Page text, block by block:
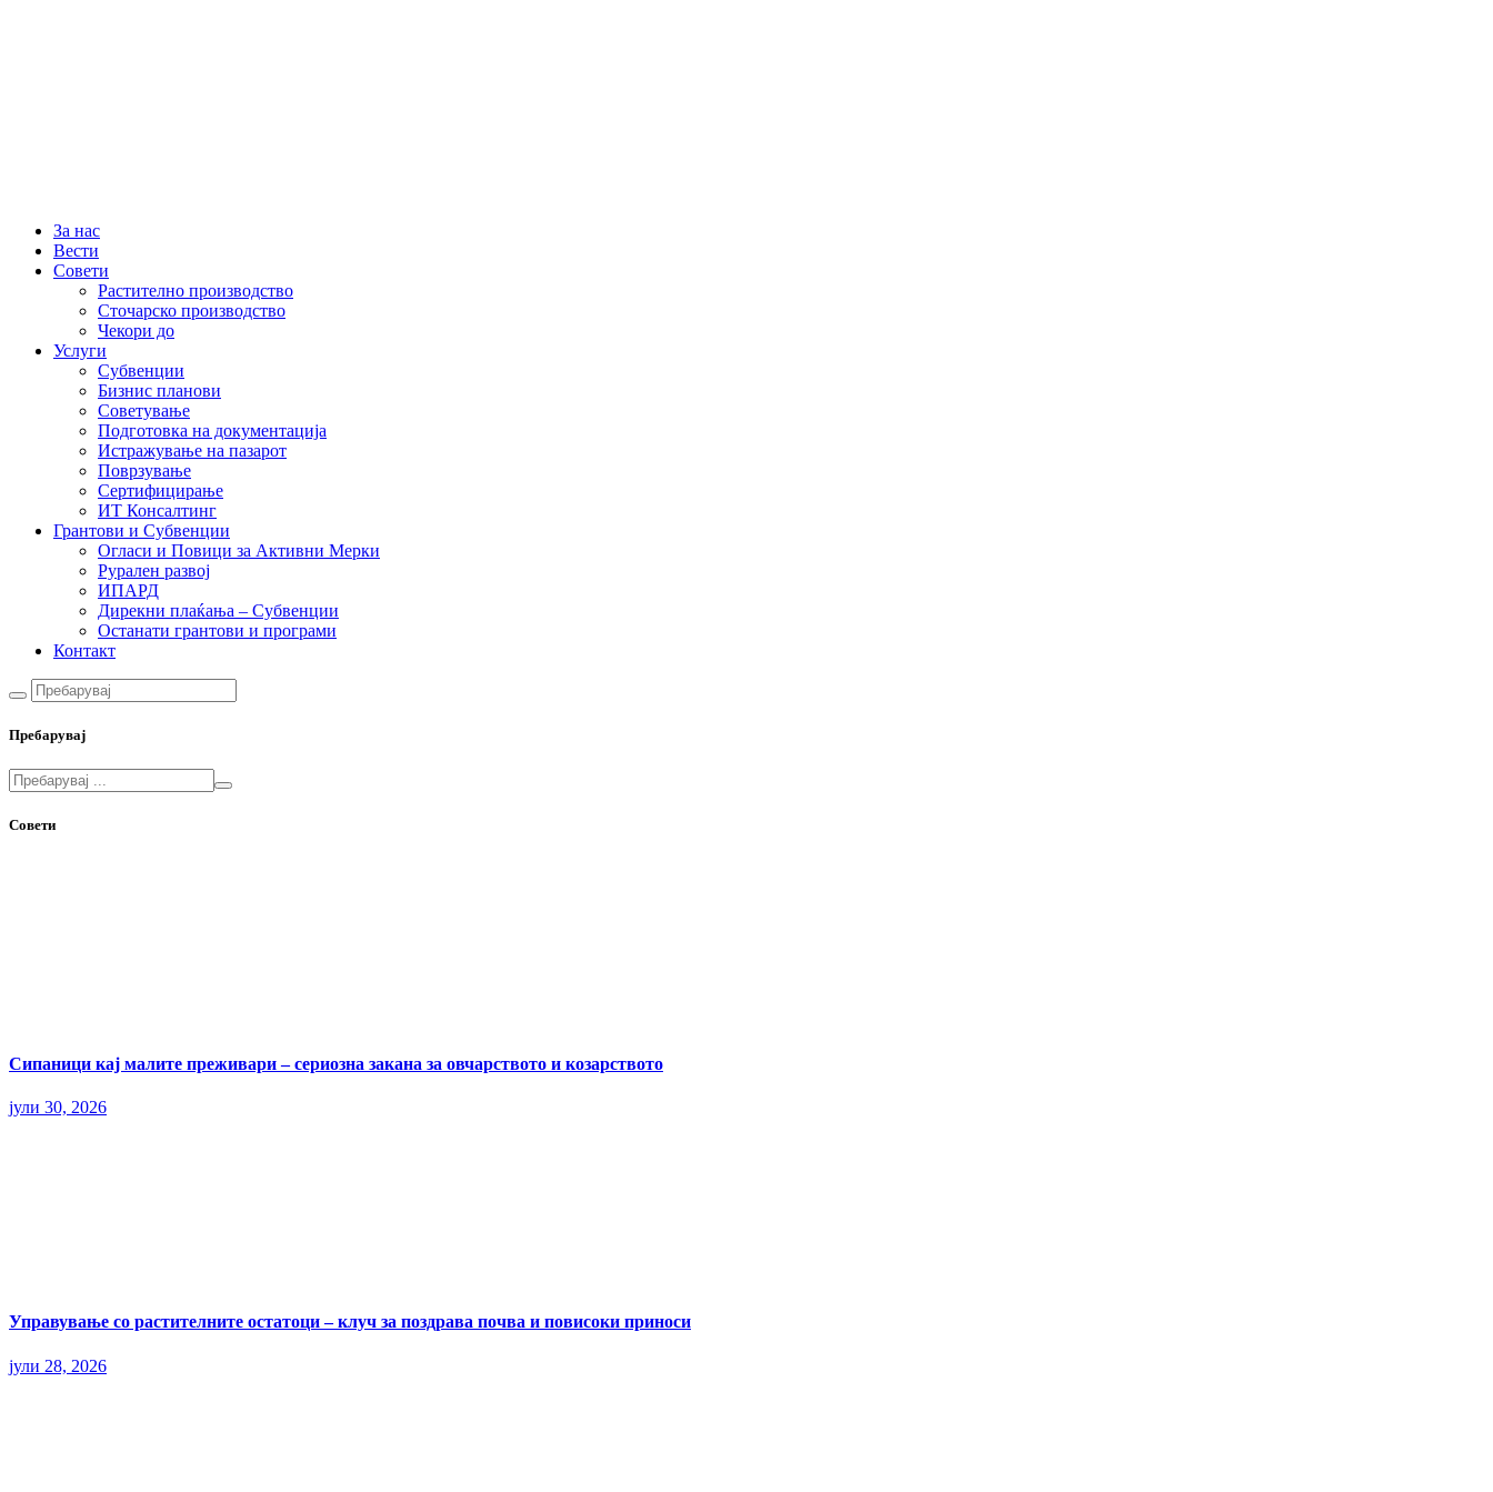
За нас
Вести
Совети
Растително производство
Сточарско производство
Чекори до
Услуги
Субвенции
Бизнис планови
Советување
Подготовка на документација
Истражување на пазарот
Поврзување
Сертифицирање
ИТ Консалтинг
Грантови и Субвенции
Огласи и Повици за Активни Мерки
Рурален развој
ИПАРД
Дирекни плаќања – Субвенции
Останати грантови и програми
Контакт
Пребарувај
Совети
Сипаници кај малите преживари – сериозна закана за овчарството и козарството
јули 30, 2026
Управување со растителните остатоци – клуч за поздрава почва и повисоки приноси
јули 28, 2026